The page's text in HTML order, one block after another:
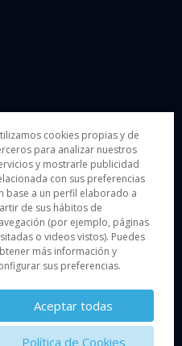
y se aplican la
Privacidad
cookies propias y de
para analizar nuestros
y mostrarle publicidad
con sus preferencias
base a un perfil elaborado a
de sus hábitos de
(por ejemplo, páginas
o videos vistos). Puedes
más información y
sus preferencias.
Aceptar todas
Política de Cookies